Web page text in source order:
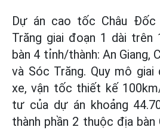
Dự án cao tốc Châu
Trăng giai đoạn 1 dài trên
bàn 4 tỉnh/thành: An Giang,
và Sóc Trăng. Quy mô
xe, vận tốc thiết kế
tư của dự án khoảng
thành phần 2 thuộc địa bàn